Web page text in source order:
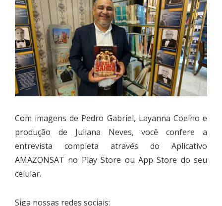
Com imagens de Pedro Gabriel, Layanna Coelho e
produção de Juliana Neves, você confere a
entrevista completa através do Aplicativo
AMAZONSAT no Play Store ou App Store do seu
celular.
Siga nossas redes sociais: